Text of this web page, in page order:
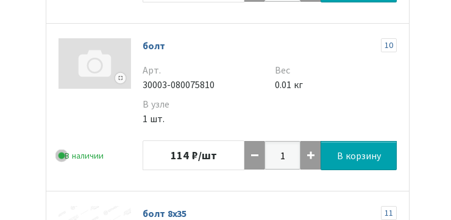
В наличии
болт 10
Арт.
30003-080075810
В узле
1 шт.
Вес
0.01 кг
114 ₽/шт В корзину
болт 8x35 11